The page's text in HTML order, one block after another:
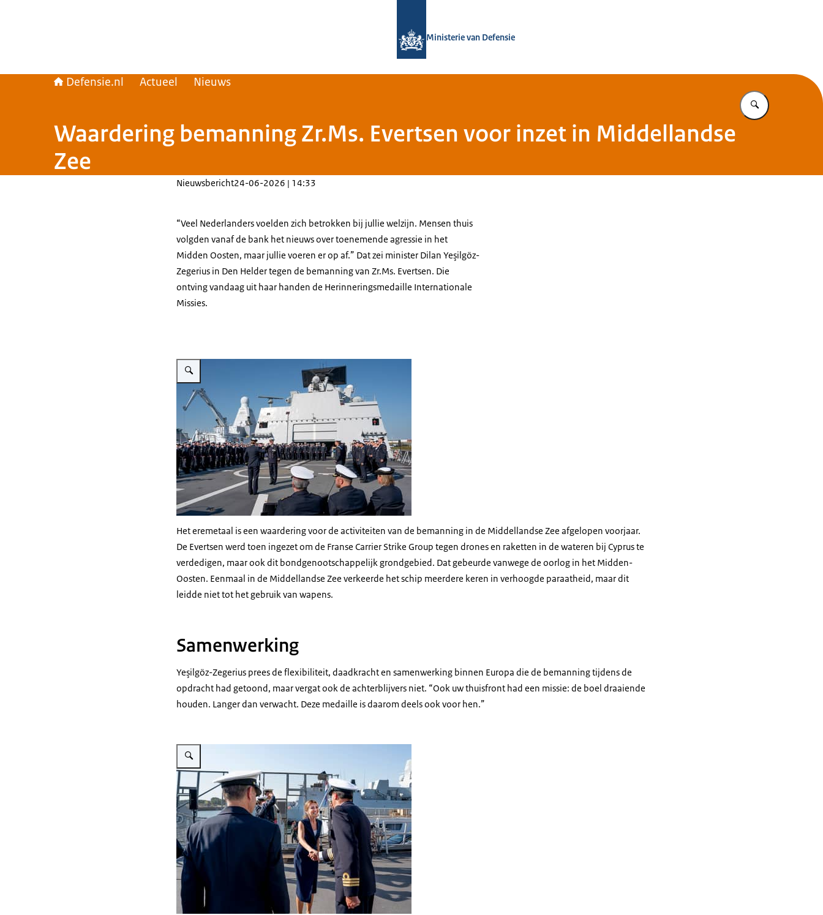
Ministerie van Defensie
Defensie.nl Actueel Nieuws
Vul in wat u
Waardering bemanning Zr.Ms. Evertsen voor inzet in Middellandse
Zee
Nieuwsbericht24-06-2026 | 14:33
“Veel Nederlanders voelden zich betrokken bij jullie welzijn. Mensen thuis
volgden vanaf de bank het nieuws over toenemende agressie in het
Midden Oosten, maar jullie voeren er op af.” Dat zei minister Dilan Yeşilgöz-
Zegerius in Den Helder tegen de bemanning van Zr.Ms. Evertsen. Die
ontving vandaag uit haar handen de Herinneringsmedaille Internationale
Missies.
Vergroot afbeelding Medaille-uitreiking op de Zr.Ms. Evertsen
Het eremetaal is een waardering voor de activiteiten van de bemanning in de Middellandse Zee afgelopen voorjaar.
De Evertsen werd toen ingezet om de Franse Carrier Strike Group tegen drones en raketten in de wateren bij Cyprus te
verdedigen, maar ook dit bondgenootschappelijk grondgebied. Dat gebeurde vanwege de oorlog in het Midden-
Oosten. Eenmaal in de Middellandse Zee verkeerde het schip meerdere keren in verhoogde paraatheid, maar dit
leidde niet tot het gebruik van wapens.
Samenwerking
Yeşilgöz-Zegerius prees de flexibiliteit, daadkracht en samenwerking binnen Europa die de bemanning tijdens de
opdracht had getoond, maar vergat ook de achterblijvers niet. “Ook uw thuisfront had een missie: de boel draaiende
houden. Langer dan verwacht. Deze medaille is daarom deels ook voor hen.”
Vergroot afbeelding Minister begroet de bemanning van de Evertsen